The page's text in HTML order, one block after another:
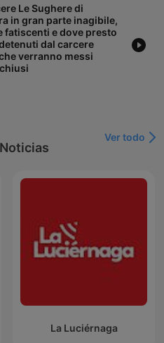
Le Sughere di
in gran parte inagibile,
fatiscenti e dove presto
dal carcere
verranno messi
Ver todo
La Luciérnaga